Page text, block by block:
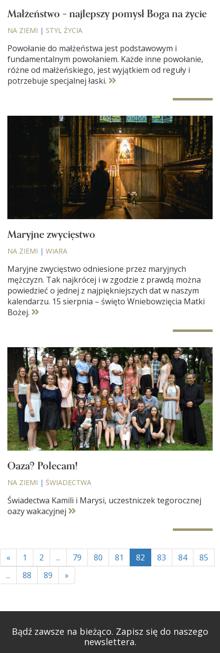
Małżeństwo – najlepszy pomysł Boga na życie
NA ZIEMI | STYL ŻYCIA
Powołanie do małżeństwa jest podstawowym i
fundamentalnym powołaniem. Każde inne powołanie,
różne od małżeńskiego, jest wyjątkiem od reguły i
potrzebuje specjalnej łaski.
Maryjne zwycięstwo
NA ZIEMI | WIARA
Maryjne zwycięstwo odniesione przez maryjnych
mężczyzn. Tak najkrócej i w zgodzie z prawdą można
powiedzieć o jednej z najpiękniejszych dat w naszym
kalendarzu. 15 sierpnia – święto Wniebowzięcia Matki
Bożej.
Oaza? Polecam!
NA ZIEMI | ŚWIADECTWA
Świadectwa Kamili i Marysi, uczestniczek tegorocznej
oazy wakacyjnej
« 1 2 ... 79 80 81 82 83 84
85
...
88 89 »
Bądź zawsze na bieżąco. Zapisz się do naszego
newslettera.